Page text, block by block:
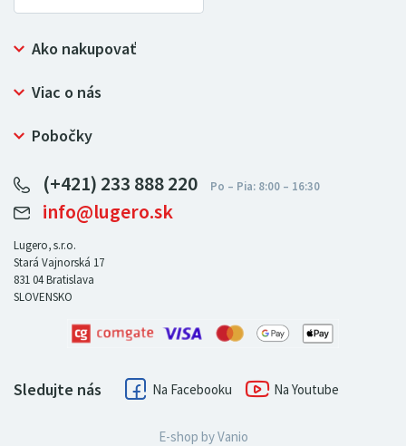
Ako nakupovať
Prečo nakupovať u LUGERO
Ochrana osobných údajov
Viac o nás
Bezpečný nákup
Certifikát NATUR-PACK
Pre predajcov
Pobočky
LUGERO Nemecko
LUGERO Česká republika
LUGERO Maďarsko
LUGERO Rakousko
(+421) 233 888 220
info@lugero.sk
Lugero, s.r.o.
Stará Vajnorská 17
831 04Bratislava
SLOVENSKO
Sledujte nás Facebook Youtube
E-shop byVanio